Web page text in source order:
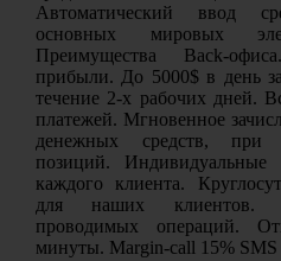
Автоматический ввод
основных мировых
Преимущества Back-
прибыли. До 5000$ в день
течение 2-х рабочих дней.
платежей. Мгновенное
денежных средств, при
позиций. Индивидуальные
каждого клиента.
для наших клиентов.
проводимых операций.
минуты. Margin-call 15%